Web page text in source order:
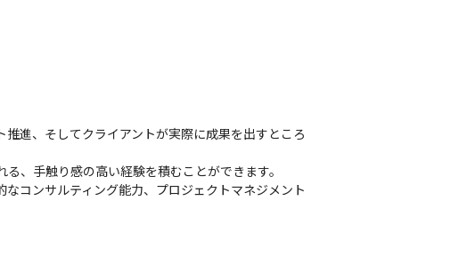
進、そしてクライアントが実際に成果を出すところ
、手触り感の高い経験を積むことができます。
コンサルティング能力、プロジェクトマネジメント